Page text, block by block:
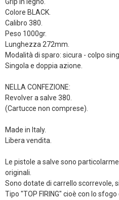
Colore BLACK.
Calibro 380.
Peso 1000gr.
Lunghezza 272mm.
Modalità di sparo: sicura - colpo
Singola e doppia azione.
NELLA CONFEZIONE:
Revolver a salve 380.
(Cartucce non comprese).
Made in Italy.
Libera vendita.
Le pistole a salve sono
originali.
Sono dotate di carrello scorrevole,
Tipo "TOP FIRING" cioè con lo